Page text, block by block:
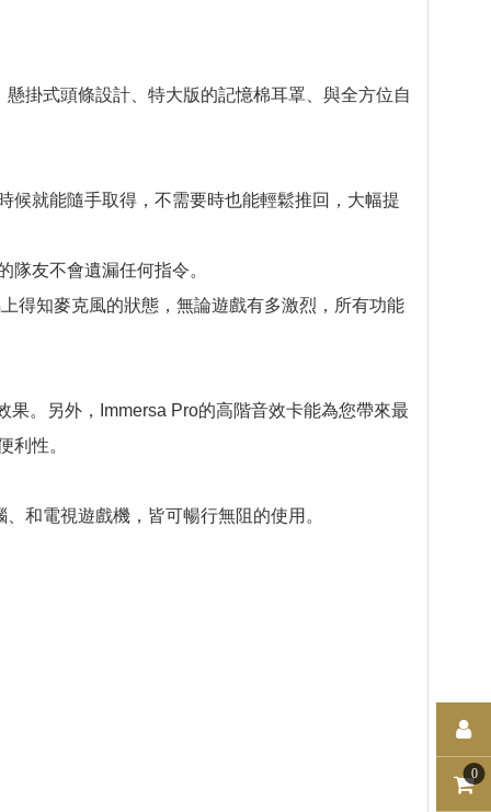
掛式頭條設計、特大版的記憶棉耳罩、與全方位自
候就能隨手取得，不需要時也能輕鬆推回，大幅提
友不會遺漏任何指令。
得知麥克風的狀態，無論遊戲有多激烈，所有功能
。另外，Immersa Pro的高階音效卡能為您帶來最
利性。
和電視遊戲機，皆可暢行無阻的使用。
0